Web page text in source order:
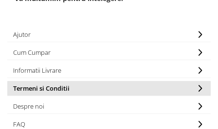
Ajutor
Cum Cumpar
Informatii Livrare
Termeni si Conditii
Despre noi
FAQ